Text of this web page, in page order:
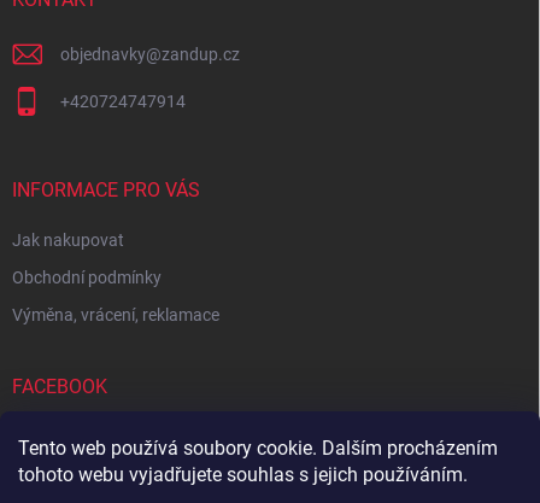
Tento web používá soubory cookie. Dalším procházením
tohoto webu vyjadřujete souhlas s jejich používáním.
objednavky@zandup.cz
+420724747914
INFORMACE PRO VÁS
Jak nakupovat
Obchodní podmínky
Výměna, vrácení, reklamace
FACEBOOK